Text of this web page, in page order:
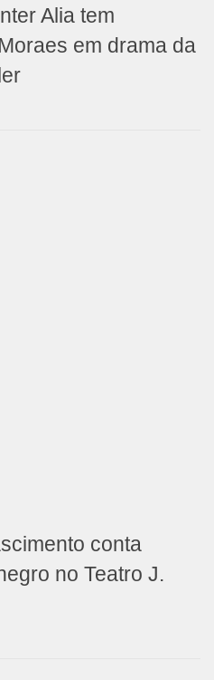
Alia tem
em drama da
conta
no Teatro J.